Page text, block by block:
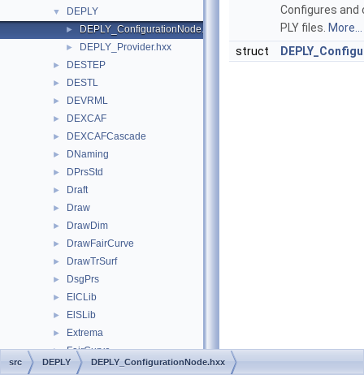
▼ DEPLY
► DEPLY_ConfigurationNode.hxx
► DEPLY_Provider.hxx
► DESTEP
► DESTL
► DEVRML
► DEXCAF
► DEXCAFCascade
► DNaming
► DPrsStd
► Draft
► Draw
► DrawDim
► DrawFairCurve
► DrawTrSurf
► DsgPrs
► ElCLib
► ElSLib
► Extrema
► FairCurve
► FEmTool
Configures
PLY files. More...
struct
src DEPLY DEPLY_ConfigurationNode.hxx